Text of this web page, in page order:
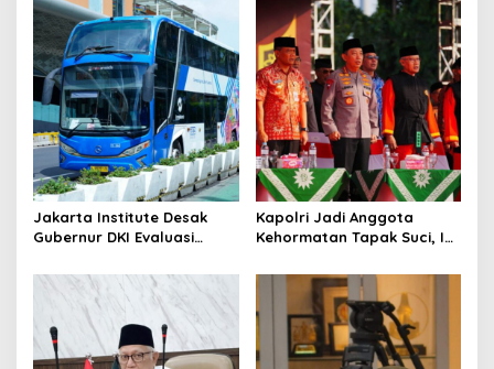
v
i
g
a
t
i
o
n
Jakarta Institute Desak
Gubernur DKI Evaluasi
Penumpang Diturunkan
Kapolri Jadi Anggota
Kehormatan Tapak Suci, Ini